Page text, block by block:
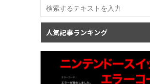
人気記事ランキング